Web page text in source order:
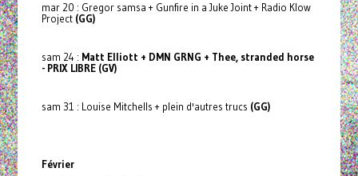
mar 20 : Gregor samsa + Gunfire in a Juke Joint + Radio Klow
Project (GG)
sam 24 : Matt Elliott + DMN GRNG + Thee, stranded horse
- PRIX LIBRE (GV)
sam 31 : Louise Mitchells + plein d'autres trucs (GG)
Février